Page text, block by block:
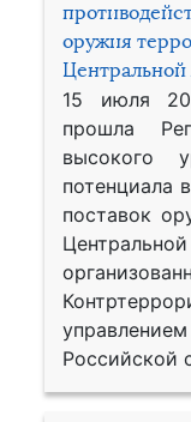
оружия
Центральной
15 июля
прошла
высокого
потенциала
поставок
Российской